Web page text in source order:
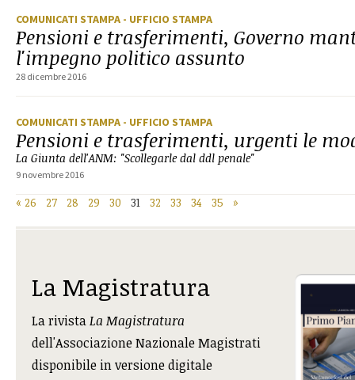
COMUNICATI STAMPA - UFFICIO STAMPA
Pensioni e trasferimenti, Governo
l'impegno politico assunto
28 dicembre 2016
COMUNICATI STAMPA - UFFICIO STAMPA
Pensioni e trasferimenti, urgenti le
La Giunta dell'ANM: "Scollegarle dal ddl penale"
9 novembre 2016
« 26 27 28 29 30 31 32 33 34 35 »
La Magistratura
La rivistaLa Magistratura
dell'Associazione Nazionale Magistrati
disponibile in versione digitale